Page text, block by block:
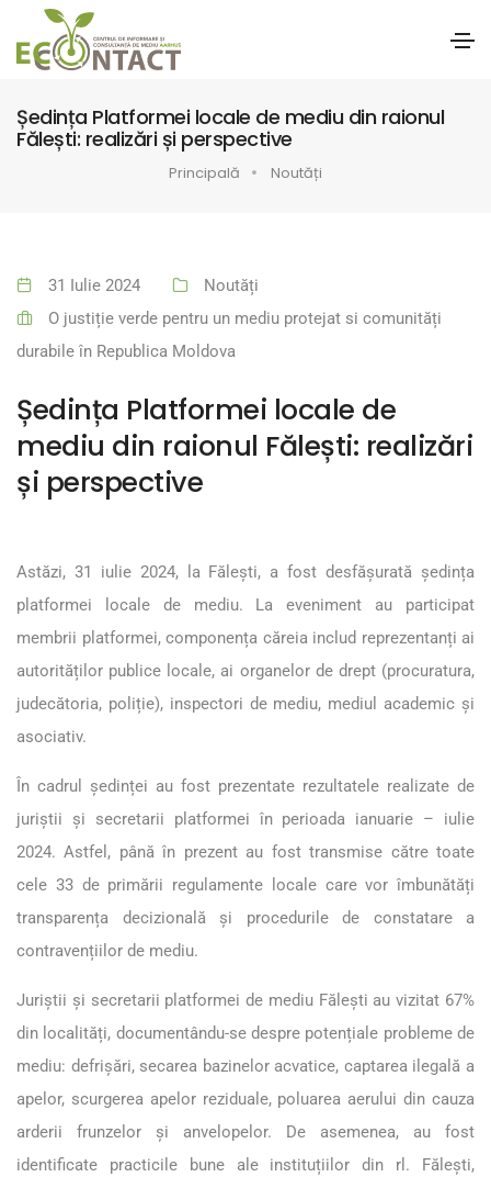
Ședința Platformei locale de mediu din raionul
Fălești: realizări și perspective
Principală Noutăți
31 Iulie 2024
Noutăți
O justiție verde pentru un mediu protejat si comunități
durabile în Republica Moldova
Ședința Platformei locale de
mediu din raionul Fălești: realizări
și perspective
Astăzi, 31 iulie 2024, la Fălești, a fost desfășurată ședința
platformei locale de mediu. La eveniment au participat
membrii platformei, componența căreia includ reprezentanți ai
autorităților publice locale, ai organelor de drept (procuratura,
judecătoria, poliție), inspectori de mediu, mediul academic și
asociativ.
În cadrul ședinței au fost prezentate rezultatele realizate de
juriștii și secretarii platformei în perioada ianuarie – iulie
2024. Astfel, până în prezent au fost transmise către toate
cele 33 de primării regulamente locale care vor îmbunătăți
transparența decizională și procedurile de constatare a
contravențiilor de mediu.
Juriștii și secretarii platformei de mediu Fălești au vizitat 67%
din localități, documentându-se despre potențiale probleme de
mediu: defrișări, secarea bazinelor acvatice, captarea ilegală a
apelor, scurgerea apelor reziduale, poluarea aerului din cauza
arderii frunzelor și anvelopelor. De asemenea, au fost
identificate practicile bune ale instituțiilor din rl. Fălești,